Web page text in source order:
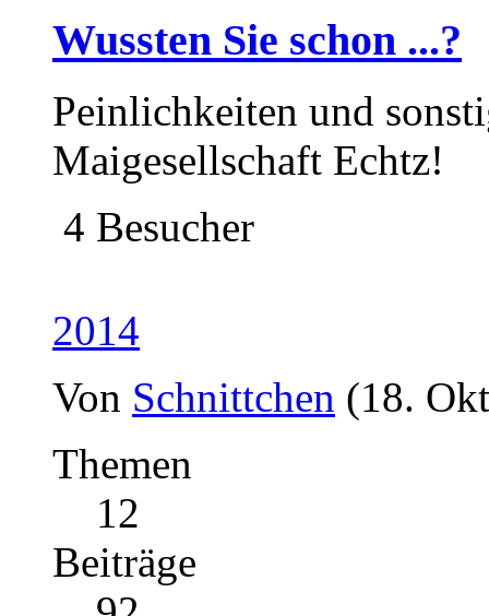
Wussten Sie schon ...?
Peinlichkeiten und
Maigesellschaft Echtz!
4 Besucher
2014
Von Schnittchen (18.
Themen
12
Beiträge